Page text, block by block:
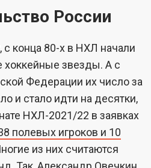
России
конца 80-х в НХЛ начали
хоккейные звезды. А с
Федерации их число за
и стало идти на десятки,
НХЛ-2021/22 в заявках
полевых игроков и 10
из них считаются